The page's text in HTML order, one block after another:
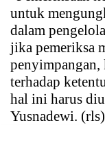
untuk
dalam
jika pemeriksa
penyimpangan,
terhadap
hal ini harus
Yusnadewi. (rls)